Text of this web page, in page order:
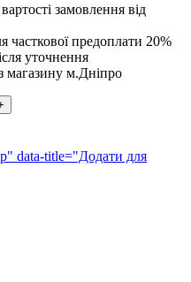
замовлення від
часткової предоплати 20%
уточнення
магазину м.Дніпро
data-title="Додати для